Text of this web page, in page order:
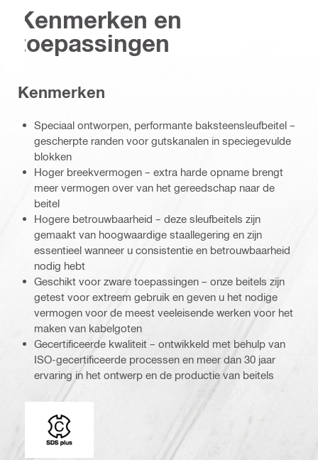
Kenmerken en
toepassingen
Kenmerken
Speciaal ontworpen, performante baksteensleufbeitel –
gescherpte randen voor gutskanalen in speciegevulde
blokken
Hoger breekvermogen – extra harde opname brengt
meer vermogen over van het gereedschap naar de
beitel
Hogere betrouwbaarheid – deze sleufbeitels zijn
gemaakt van hoogwaardige staallegering en zijn
essentieel wanneer u consistentie en betrouwbaarheid
nodig hebt
Geschikt voor zware toepassingen – onze beitels zijn
getest voor extreem gebruik en geven u het nodige
vermogen voor de meest veeleisende werken voor het
maken van kabelgoten
Gecertificeerde kwaliteit – ontwikkeld met behulp van
ISO-gecertificeerde processen en meer dan 30 jaar
ervaring in het ontwerp en de productie van beitels
Booradapter